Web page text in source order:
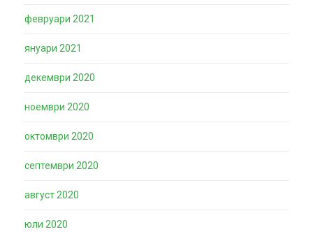
февруари 2021
януари 2021
декември 2020
ноември 2020
октомври 2020
септември 2020
август 2020
юли 2020